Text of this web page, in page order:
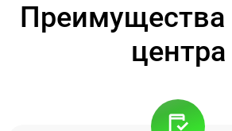
Преимущества
центра